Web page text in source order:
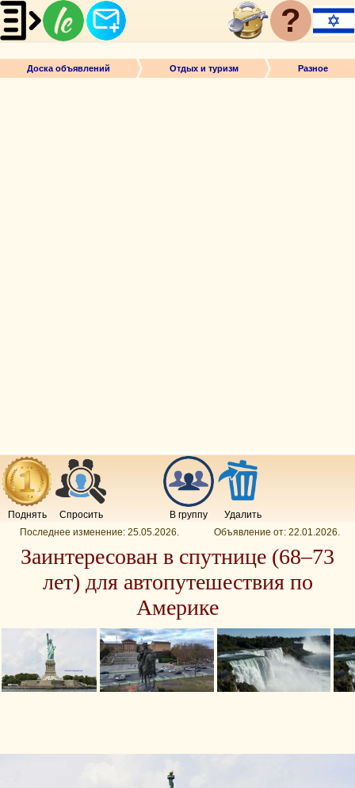
?
Доска объявлений Отдых и туризм Разное
Поднять Спросить В группу
Удалить
Последнее изменение: 25.05.2026. Объявление от: 22.01.2026.
Заинтересован в спутнице (68–73
лет) для автопутешествия по
Америке